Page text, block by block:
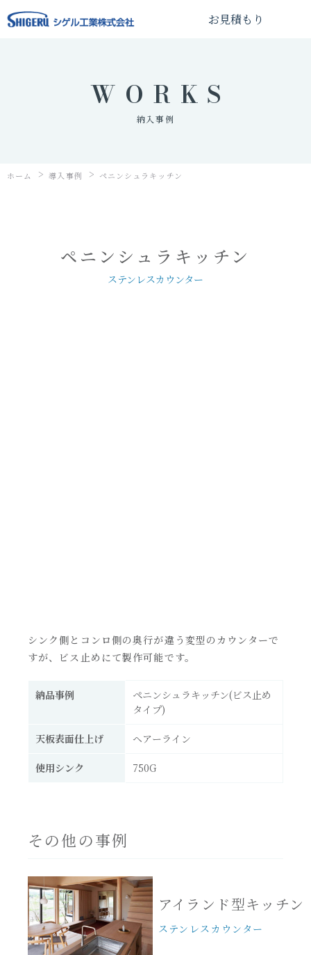
お見積もり
WORKS
納入事例
ホーム > 導入事例 > ペニンシュラキッチン
ペニンシュラキッチン
ステンレスカウンター
シンク側とコンロ側の奥行が違う変型のカウンターで
すが、ビス止めにて製作可能です。
納品事例
ペニンシュラキッチン(ビス止め
タイプ)
天板表面仕上げ ヘアーライン
使用シンク 750G
その他の事例
アイランド型キッチン
ステンレスカウンター